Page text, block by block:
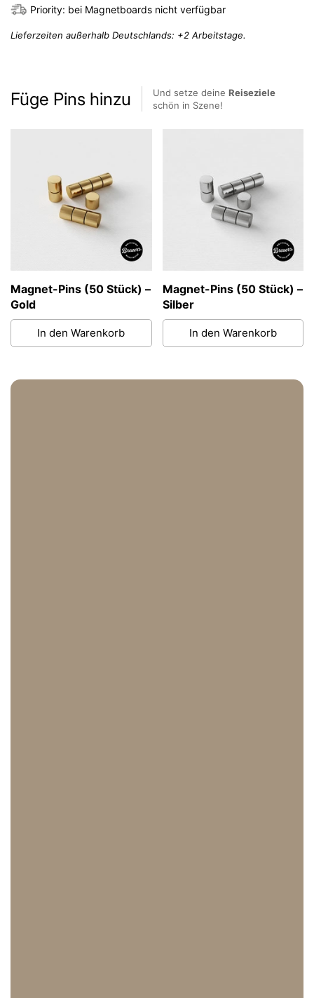
Priority: bei Magnetboards nicht verfügbar
Lieferzeiten außerhalb Deutschlands: +2 Arbeitstage.
Füge Pins hinzu Und setze deine Reiseziele
schön in Szene!
Magnet-Pins (50 Stück) –
Gold
In den Warenkorb
Magnet-Pins (50 Stück) –
Silber
In den Warenkorb